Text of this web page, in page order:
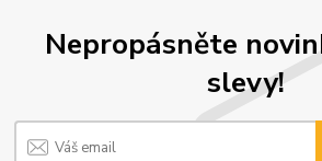
Nepropásněte
slevy!